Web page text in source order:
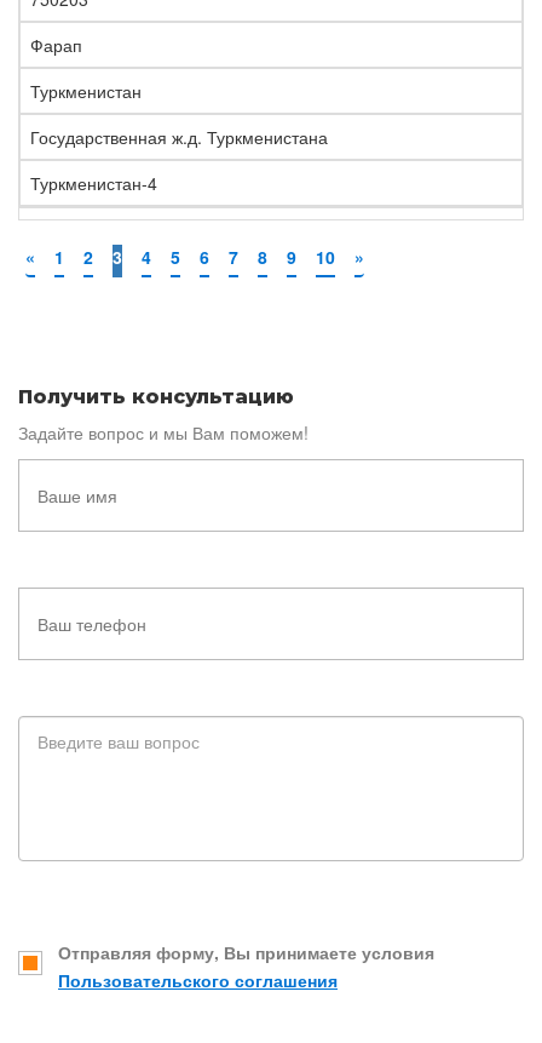
Фарап
Туркменистан
Государственная ж.д. Туркменистана
Туркменистан-4
« 1 2 3 4 5 6 7 8 9 10 »
Получить консультацию
Задайте вопрос и мы Вам поможем!
Отправляя форму, Вы принимаете условия
Пользовательского соглашения